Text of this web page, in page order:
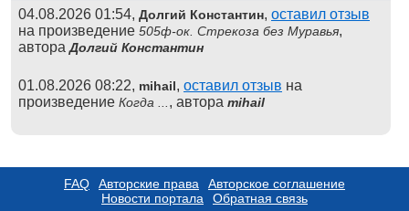
04.08.2026 01:54, Долгий Константин, оставил отзыв
на произведение 505ф-ок. Стрекоза без Муравья,
автораДолгий Константин
01.08.2026 08:22, mihail, оставил отзыв на
произведение Когда ... , автора mihail
FAQ Авторские права
Авторское соглашение
Новости портала
Обратная связь